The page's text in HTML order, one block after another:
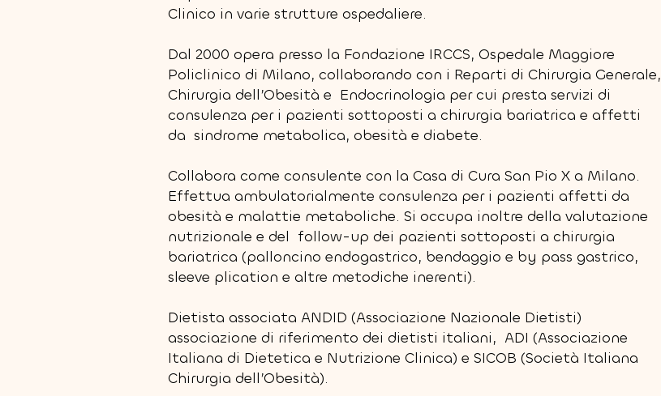
Clinico in varie strutture ospedaliere.
Dal 2000 opera presso la Fondazione IRCCS, Ospedale Maggiore
Policlinico di Milano, collaborando con i Reparti di Chirurgia Generale,
Chirurgia dell’Obesità e Endocrinologia per cui presta servizi di
consulenza per i pazienti sottoposti a chirurgia bariatrica e affetti
da sindrome metabolica, obesità e diabete.
Collabora come consulente con la Casa di Cura San Pio X a Milano.
Effettua ambulatorialmente consulenza per i pazienti affetti da
obesità e malattie metaboliche. Si occupa inoltre della valutazione
nutrizionale e del follow-up dei pazienti sottoposti a chirurgia
bariatrica (palloncino endogastrico, bendaggio e by pass gastrico,
sleeve plication e altre metodiche inerenti).
Dietista associata ANDID (Associazione Nazionale Dietisti)
associazione di riferimento dei dietisti italiani, ADI (Associazione
Italiana di Dietetica e Nutrizione Clinica) e SICOB (Società Italiana
Chirurgia dell’Obesità).